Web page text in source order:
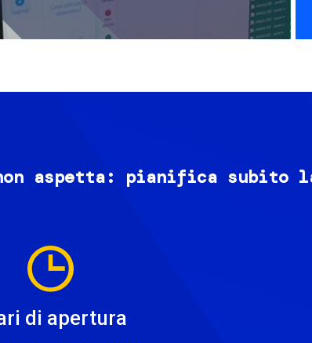
aspetta: pianifica subito
di apertura